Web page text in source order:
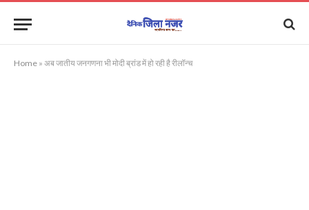
Home » अब जातीय जनगणना भी मोदी ब्रांड में हो रही है रीलॉन्च